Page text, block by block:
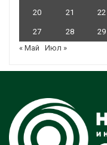
20 21 22
27 28 29
« Май
Июл »